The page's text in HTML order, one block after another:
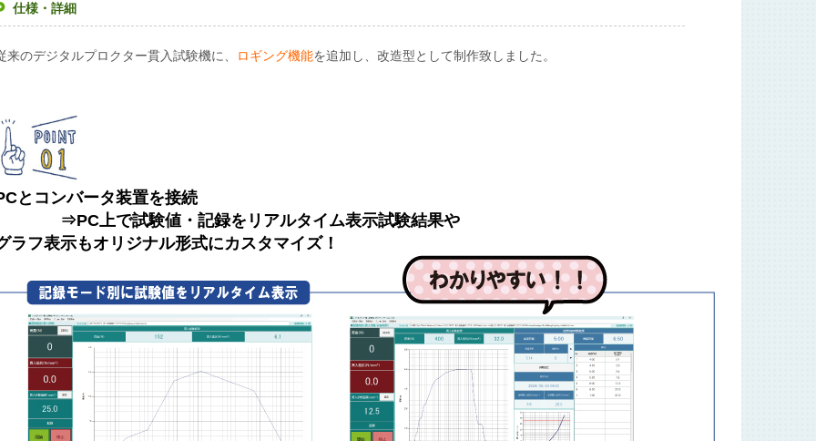
仕様・詳細
来のデジタルプロクター貫入試験機に、 ロギング機能を追加し、改造型として制作致しました。
とコンバータ装置を接続
上で試験値・記録をリアルタイム表示試験結果や
ラフ表示もオリジナル形式にカスタマイズ！